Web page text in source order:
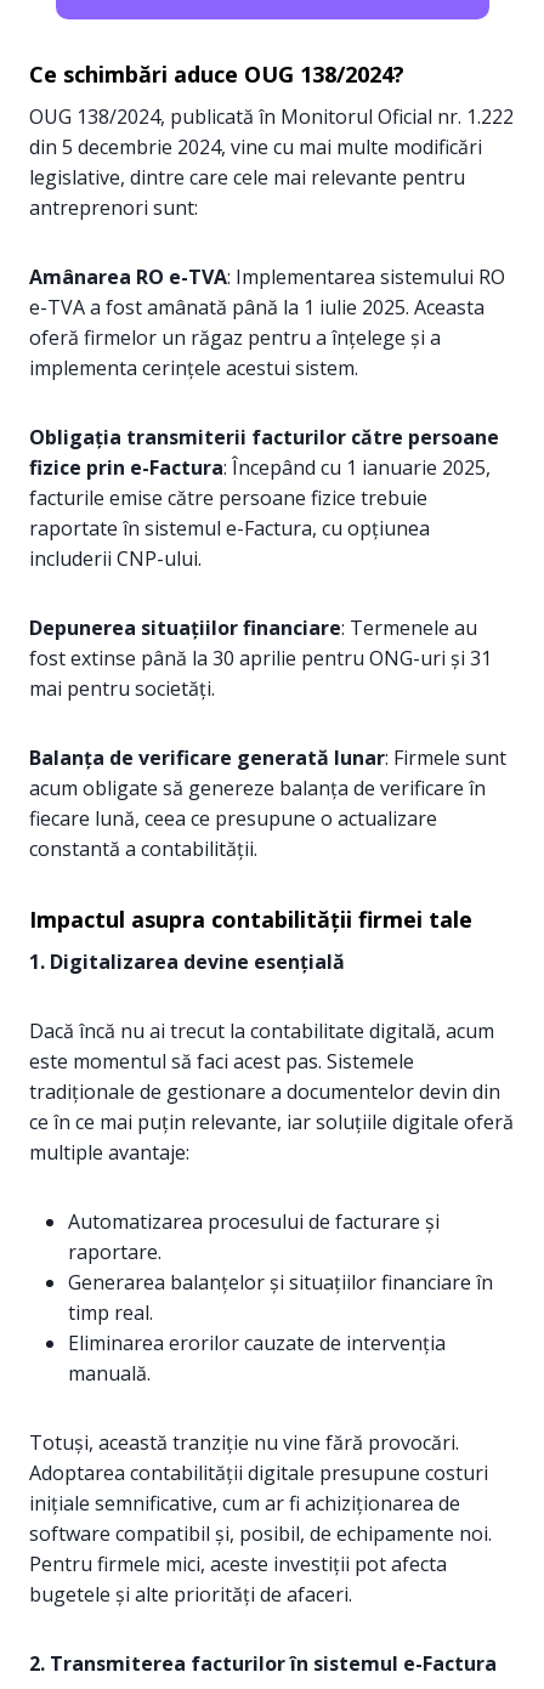
Ce schimbări aduce OUG 138/2024?
OUG 138/2024, publicată în Monitorul Oficial nr. 1.222
din 5 decembrie 2024, vine cu mai multe modificări
legislative, dintre care cele mai relevante pentru
antreprenori sunt:
Amânarea RO e-TVA: Implementarea sistemului RO
e-TVA a fost amânată până la 1 iulie 2025. Aceasta
oferă firmelor un răgaz pentru a înțelege și a
implementa cerințele acestui sistem.
Obligația transmiterii facturilor către persoane
fizice prin e-Factura: Începând cu 1 ianuarie 2025,
facturile emise către persoane fizice trebuie
raportate în sistemul e-Factura, cu opțiunea
includerii CNP-ului.
Depunerea situațiilor financiare: Termenele au
fost extinse până la 30 aprilie pentru ONG-uri și 31
mai pentru societăți.
Balanța de verificare generată lunar: Firmele sunt
acum obligate să genereze balanța de verificare în
fiecare lună, ceea ce presupune o actualizare
constantă a contabilității.
Impactul asupra contabilității firmei tale
1. Digitalizarea devine esențială
Dacă încă nu ai trecut la contabilitate digitală, acum
este momentul să faci acest pas. Sistemele
tradiționale de gestionare a documentelor devin din
ce în ce mai puțin relevante, iar soluțiile digitale oferă
multiple avantaje:
Automatizarea procesului de facturare și
raportare.
Generarea balanțelor și situațiilor financiare în
timp real.
Eliminarea erorilor cauzate de intervenția
manuală.
Totuși, această tranziție nu vine fără provocări.
Adoptarea contabilității digitale presupune costuri
inițiale semnificative, cum ar fi achiziționarea de
software compatibil și, posibil, de echipamente noi.
Pentru firmele mici, aceste investiții pot afecta
bugetele și alte priorități de afaceri.
2. Transmiterea facturilor în sistemul e-Factura